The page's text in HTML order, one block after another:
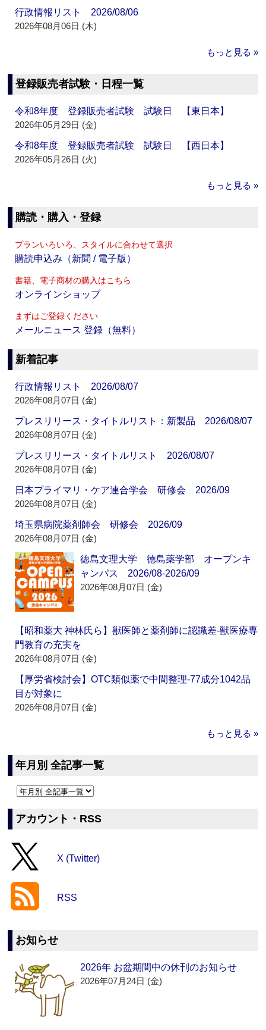
行政情報リスト 2026/08/06
2026年08月06日 (木)
もっと見る »
登録販売者試験・日程一覧
令和8年度 登録販売者試験 試験日 【東日本】
2026年05月29日 (金)
令和8年度 登録販売者試験 試験日 【西日本】
2026年05月26日 (火)
もっと見る »
購読・購入・登録
プランいろいろ、スタイルに合わせて選択
購読申込み（新聞 / 電子版）
書籍、電子商材の購入はこちら
オンラインショップ
まずはご登録ください
メールニュース 登録（無料）
新着記事
行政情報リスト 2026/08/07
2026年08月07日 (金)
プレスリリース・タイトルリスト：新製品 2026/08/07
2026年08月07日 (金)
プレスリリース・タイトルリスト 2026/08/07
2026年08月07日 (金)
日本プライマリ・ケア連合学会 研修会 2026/09
2026年08月07日 (金)
埼玉県病院薬剤師会 研修会 2026/09
2026年08月07日 (金)
徳島文理大学 徳島薬学部 オープンキ
ャンパス 2026/08-2026/09
2026年08月07日 (金)
【昭和薬大 神林氏ら】獣医師と薬剤師に認識差‐獣医療専
門教育の充実を
2026年08月07日 (金)
【厚労省検討会】OTC類似薬で中間整理‐77成分1042品
目が対象に
2026年08月07日 (金)
もっと見る »
年月別 全記事一覧
アカウント・RSS
X (Twitter)
RSS
お知らせ
2026年 お盆期間中の休刊のお知らせ
2026年07月24日 (金)